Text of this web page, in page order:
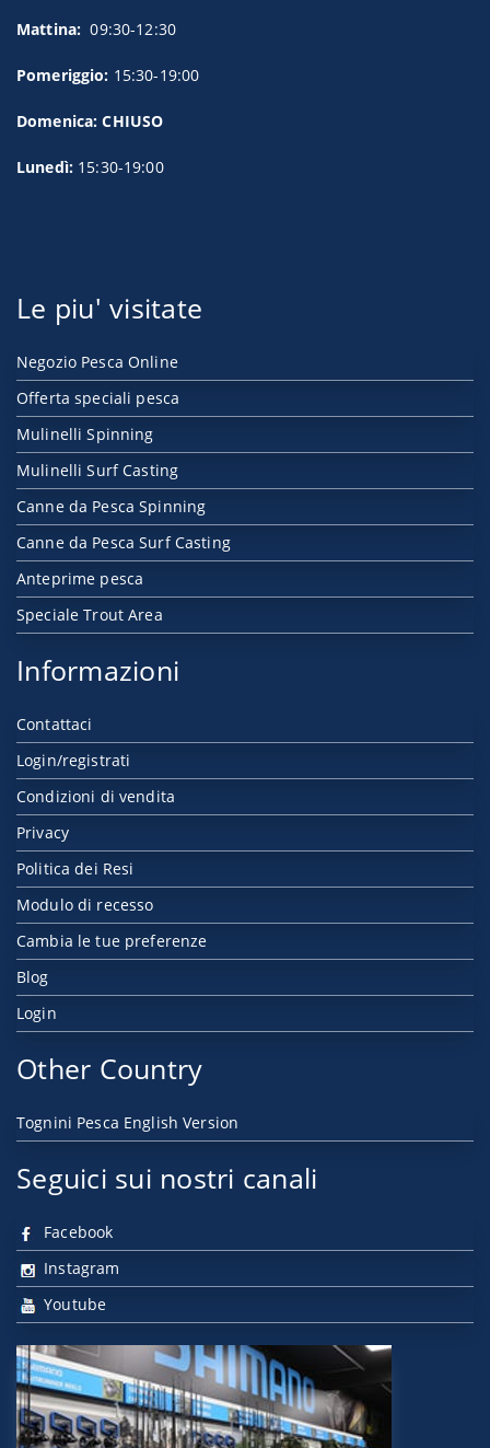
Mattina: 09:30-12:30
Pomeriggio: 15:30-19:00
Domenica: CHIUSO
Lunedì: 15:30-19:00
Le piu' visitate
Negozio Pesca Online
Offerta speciali pesca
Mulinelli Spinning
Mulinelli Surf Casting
Canne da Pesca Spinning
Canne da Pesca Surf Casting
Anteprime pesca
Speciale Trout Area
Informazioni
Contattaci
Login/registrati
Condizioni di vendita
Privacy
Politica dei Resi
Modulo di recesso
Cambia le tue preferenze
Blog
Login
Other Country
Tognini Pesca English Version
Seguici sui nostri canali
Facebook
Instagram
Youtube